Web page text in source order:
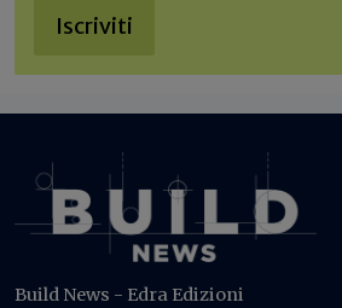
Iscriviti
Build News - Edra Edizioni